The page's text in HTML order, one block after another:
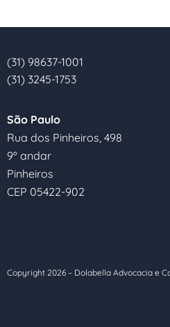
(31) 98637-1001
(31) 3245-1753
São Paulo
Rua dos Pinheiros, 498
9º andar
Pinheiros
CEP 05422-902
Copyright 2026 – Dolabella Advocacia e